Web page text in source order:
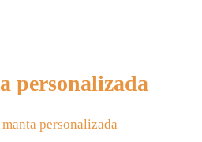
personalizada